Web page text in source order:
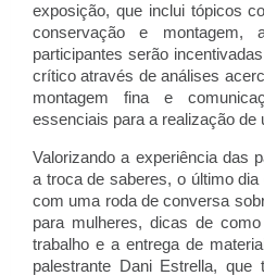
exposição, que inclui tópicos
conservação e
participantes serão
crítico através de análises
montagem fina e
essenciais para a realização de
Valorizando a experiência das
a troca de saberes, o último
com uma roda de conversa
para mulheres, dicas de
trabalho e a entrega de
palestrante Dani Estrella,